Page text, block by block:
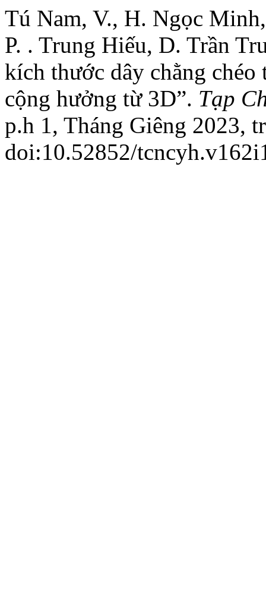
Tú Nam, V., H. Ngọc
P. . Trung Hiếu, D. Trần
kích thước dây chằng
cộng hưởng từ 3D”. Tạp
p.h 1, Tháng Giêng 2023,
doi:10.52852/